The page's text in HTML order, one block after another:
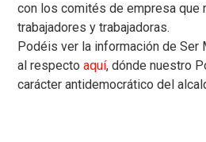
con los comités de empresa que
trabajadores y trabajadoras.
Podéis ver la información de Ser
al respectoaquí, dónde nuestro
carácter antidemocrático del